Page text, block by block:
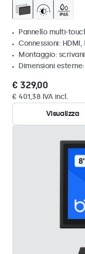
Pannello multi-
Connessioni: HDMI,
Montaggio:
Dimensioni esterne:
€ 329,00
€ 401,38 IVA incl.
Visualizza